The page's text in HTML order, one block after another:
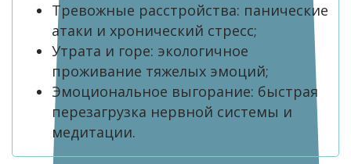
Тревожные расстройства: панические
атаки и хронический стресс;
Утрата и горе: экологичное
проживание тяжелых эмоций;
Эмоциональное выгорание: быстрая
перезагрузка нервной системы и
медитации.